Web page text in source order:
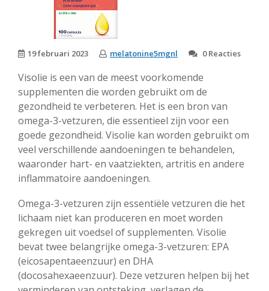
19 februari 2023 melatonine5mgnl 0 Reacties
Visolie is een van de meest voorkomende
supplementen die worden gebruikt om de
gezondheid te verbeteren. Het is een bron van
omega-3-vetzuren, die essentieel zijn voor een
goede gezondheid. Visolie kan worden gebruikt om
veel verschillende aandoeningen te behandelen,
waaronder hart- en vaatziekten, artritis en andere
inflammatoire aandoeningen.
Omega-3-vetzuren zijn essentiële vetzuren die het
lichaam niet kan produceren en moet worden
gekregen uit voedsel of supplementen. Visolie
bevat twee belangrijke omega-3-vetzuren: EPA
(eicosapentaeenzuur) en DHA
(docosahexaeenzuur). Deze vetzuren helpen bij het